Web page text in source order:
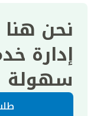
نحن
إدارة
سهولة